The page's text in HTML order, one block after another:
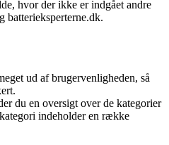
hvor der ikke er indgået andre
batterieksperterne.dk.
ud af brugervenligheden, så
du en oversigt over de kategorier
indeholder en række